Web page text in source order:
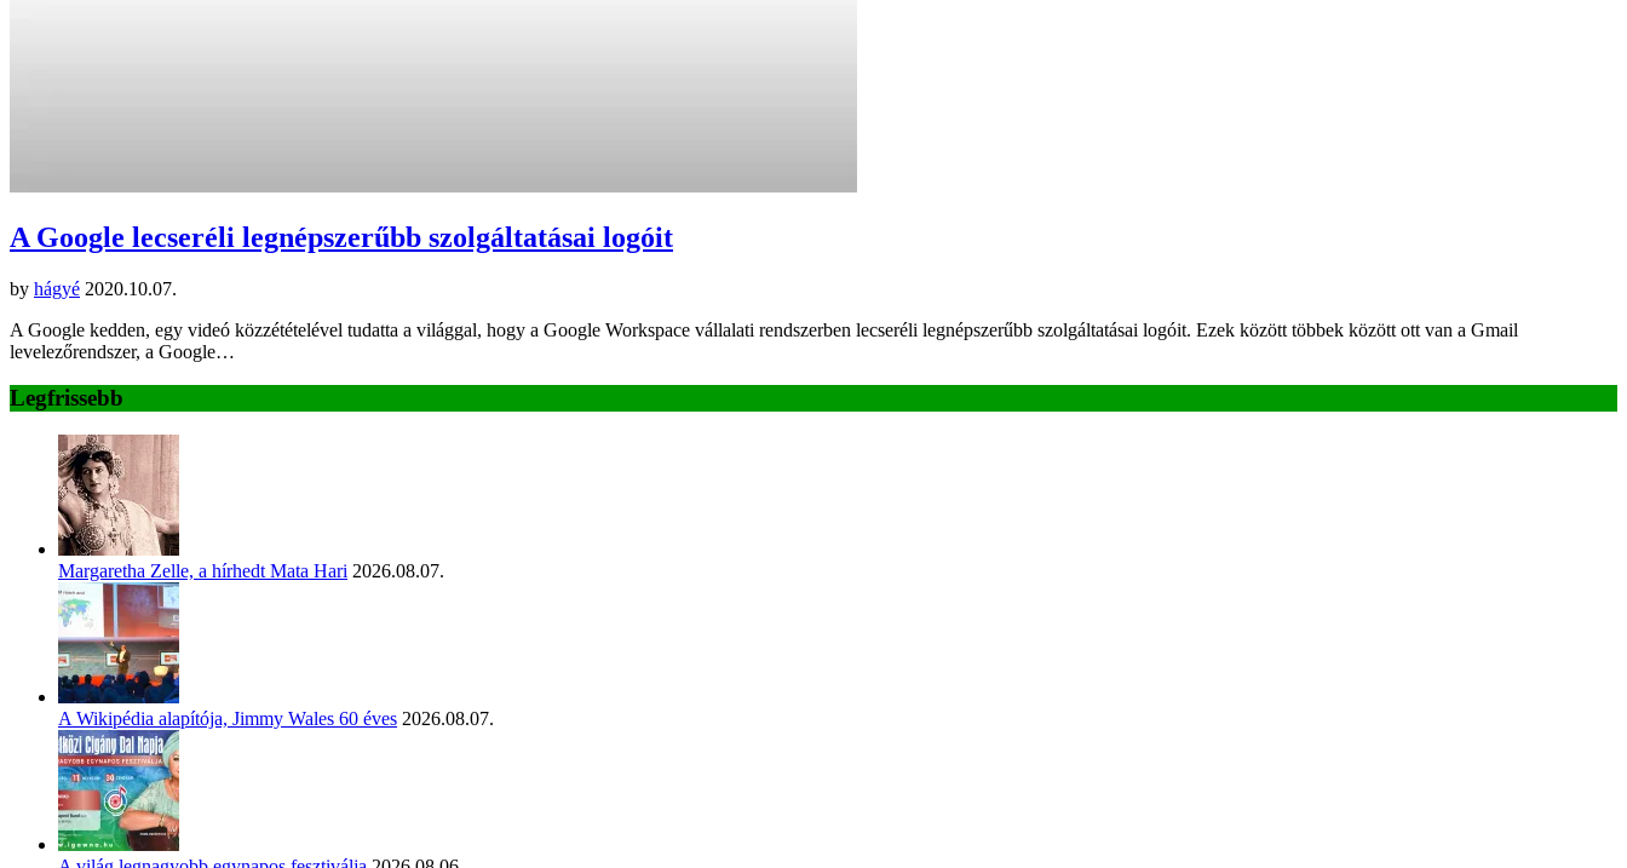
A Google lecseréli legnépszerűbb szolgáltatásai logóit
by hágyé 2020.10.07.
A Google kedden, egy videó közzétételével tudatta a világgal, hogy a Google Workspace vállalati rendszerben lecseréli legnépszerűbb szolgáltatásai logóit. Ezek között többek között ott van a Gmail
levelezőrendszer, a Google…
Legfrissebb
Margaretha Zelle, a hírhedt Mata Hari 2026.08.07.
A Wikipédia alapítója, Jimmy Wales 60 éves 2026.08.07.